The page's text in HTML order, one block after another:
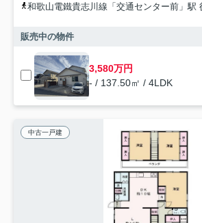
和歌山電鐵貴志川線「交通センター前」駅
販売中の物件
3,580万円
- / 137.50㎡ / 4LDK
中古一戸建